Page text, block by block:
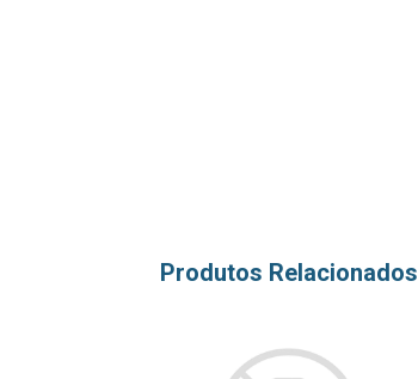
Produtos Relacionados